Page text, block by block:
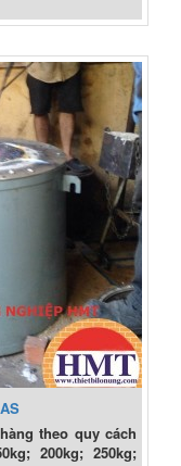
theo quy cách
200kg; 250kg;